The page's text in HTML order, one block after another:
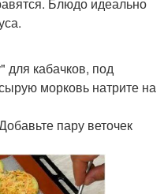
кабачков, под
морковь натрите на
пару веточек